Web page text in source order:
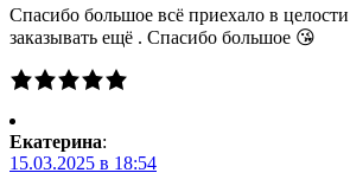
Спасибо большое всё приехало в
заказывать ещё . Спасибо большое 😘
Екатерина:
15.03.2025 в 18:54